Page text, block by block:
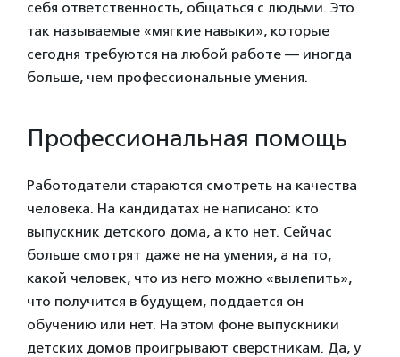
себя ответственность, общаться с людьми. Это
так называемые «мягкие навыки», которые
сегодня требуются на любой работе — иногда
больше, чем профессиональные умения.
Профессиональная помощь
Работодатели стараются смотреть на качества
человека. На кандидатах не написано: кто
выпускник детского дома, а кто нет. Сейчас
больше смотрят даже не на умения, а на то,
какой человек, что из него можно «вылепить»,
что получится в будущем, поддается он
обучению или нет. На этом фоне выпускники
детских домов проигрывают сверстникам. Да, у